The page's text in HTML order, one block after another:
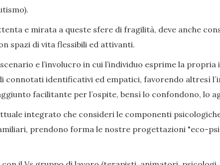
e mirata a queste sfere di fragilità, deve anche
spazi di vita flessibili ed attivanti.
e l’involucro in cui l’individuo esprime la
identificativi ed empatici, favorendo altresì
facilitante per l’ospite, bensì lo confondono, lo
integrato che consideri le componenti
prendono forma le nostre progettazioni "eco-